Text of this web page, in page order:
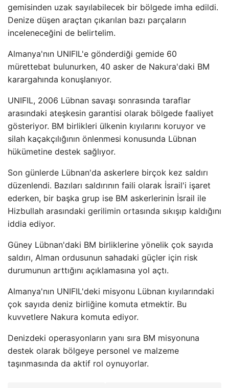
gemisinden uzak sayılabilecek bir bölgede imha edildi.
Denize düşen araçtan çıkarılan bazı parçaların
inceleneceğini de belirtelim.
Almanya'nın UNIFIL'e gönderdiği gemide 60
mürettebat bulunurken, 40 asker de Nakura'daki BM
karargahında konuşlanıyor.
UNIFIL, 2006 Lübnan savaşı sonrasında taraflar
arasındaki ateşkesin garantisi olarak bölgede faaliyet
gösteriyor. BM birlikleri ülkenin kıyılarını koruyor ve
silah kaçakçılığının önlenmesi konusunda Lübnan
hükümetine destek sağlıyor.
Son günlerde Lübnan'da askerlere birçok kez saldırı
düzenlendi. Bazıları saldırının faili olarak İsrail'i işaret
ederken, bir başka grup ise BM askerlerinin İsrail ile
Hizbullah arasındaki gerilimin ortasında sıkışıp kaldığını
iddia ediyor.
Güney Lübnan'daki BM birliklerine yönelik çok sayıda
saldırı, Alman ordusunun sahadaki güçler için risk
durumunun arttığını açıklamasına yol açtı.
Almanya'nın UNIFIL'deki misyonu Lübnan kıyılarındaki
çok sayıda deniz birliğine komuta etmektir. Bu
kuvvetlere Nakura komuta ediyor.
Denizdeki operasyonların yanı sıra BM misyonuna
destek olarak bölgeye personel ve malzeme
taşınmasında da aktif rol oynuyorlar.